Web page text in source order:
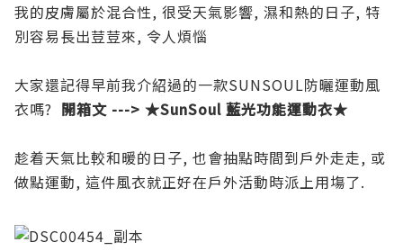
我的皮膚屬於混合性, 很受天氣影響, 濕和熱的日子, 特
別容易長出荳荳來, 令人煩惱
大家還記得早前我介紹過的一款SUNSOUL防曬運動風
衣嗎? 開箱文 ---> ★SunSoul 藍光功能運動衣★
趁着天氣比較和暖的日子, 也會抽點時間到戶外走走, 或
做點運動, 這件風衣就正好在戶外活動時派上用塲了.